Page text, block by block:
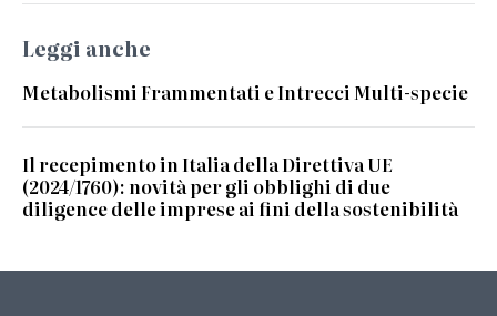
Leggi anche
Metabolismi Frammentati e Intrecci Multi-specie
Il recepimento in Italia della Direttiva UE
(2024/1760): novità per gli obblighi di due
diligence delle imprese ai fini della sostenibilità